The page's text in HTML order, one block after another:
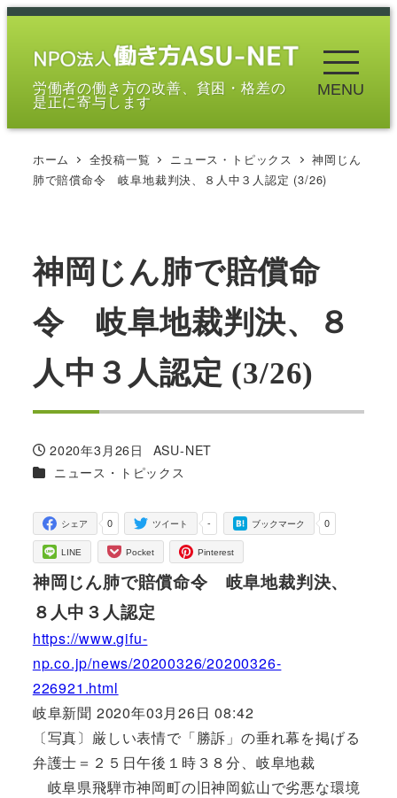
メ
労働者の働き方の改善、貧困・格差の
是正に寄与します
MENU
ホーム 全投稿一覧 ニュース・トピックス
神岡じん
肺で賠償命令 岐阜地裁判決、８人中３人認定 (3/26)
神岡じん肺で賠償命
令 岐阜地裁判決、８
人中３人認定 (3/26)
投稿日
2020年3月26日
著
者
ASU-NET
カテゴリー
ニュース・トピックス
0
シェア -
ツイート 0
ブックマーク
LINE Pocket Pinterest
神岡じん肺で賠償命令 岐阜地裁判決、
８人中３人認定
https://www.gifu-
np.co.jp/news/20200326/20200326-
226921.html
岐阜新聞 2020年03月26日 08:42
〔写真〕厳しい表情で「勝訴」の垂れ幕を掲げる
弁護士＝２５日午後１時３８分、岐阜地裁
岐阜県飛騨市神岡町の旧神岡鉱山で劣悪な環境